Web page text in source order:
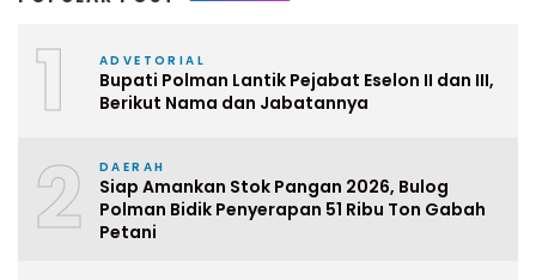
1 ADVETORIAL
Bupati Polman Lantik Pejabat Eselon II dan III,
Berikut Nama dan Jabatannya
2 DAERAH
Siap Amankan Stok Pangan 2026, Bulog
Polman Bidik Penyerapan 51 Ribu Ton Gabah
Petani